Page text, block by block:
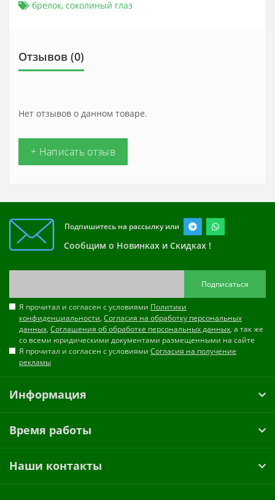
брелок, соколиный глаз
Отзывов (0)
Нет отзывов о данном товаре.
+ Написать отзыв
Подпишитесь на рассылку или
Сообщим о Новинках и Скидках !
Подписаться
Я прочитал и согласен с условиями Политики
конфиденциальности, Согласия на обработку персональных
данных, Соглашения об обработке персональных данных, а так же
со всеми юридическими документами размещенными на сайте
Я прочитал и согласен с условиями Согласия на получение
рекламы
Информация
Время работы
Наши контакты